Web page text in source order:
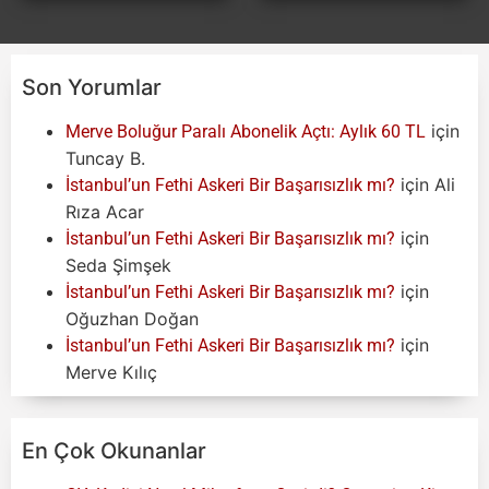
Son Yorumlar
Merve Boluğur Paralı Abonelik Açtı: Aylık 60 TL için
Tuncay B.
İstanbul’un Fethi Askeri Bir Başarısızlık mı? için Ali
Rıza Acar
İstanbul’un Fethi Askeri Bir Başarısızlık mı? için
Seda Şimşek
İstanbul’un Fethi Askeri Bir Başarısızlık mı? için
Oğuzhan Doğan
İstanbul’un Fethi Askeri Bir Başarısızlık mı? için
Merve Kılıç
En Çok Okunanlar